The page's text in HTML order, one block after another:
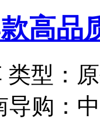
高品
类型：
导购：